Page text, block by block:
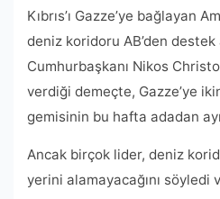
Kıbrıs’ı Gazze’ye bağlayan
deniz koridoru AB’den destek
Cumhurbaşkanı Nikos
verdiği demeçte, Gazze’ye
gemisinin bu hafta adadan
Ancak birçok lider, deniz
yerini alamayacağını